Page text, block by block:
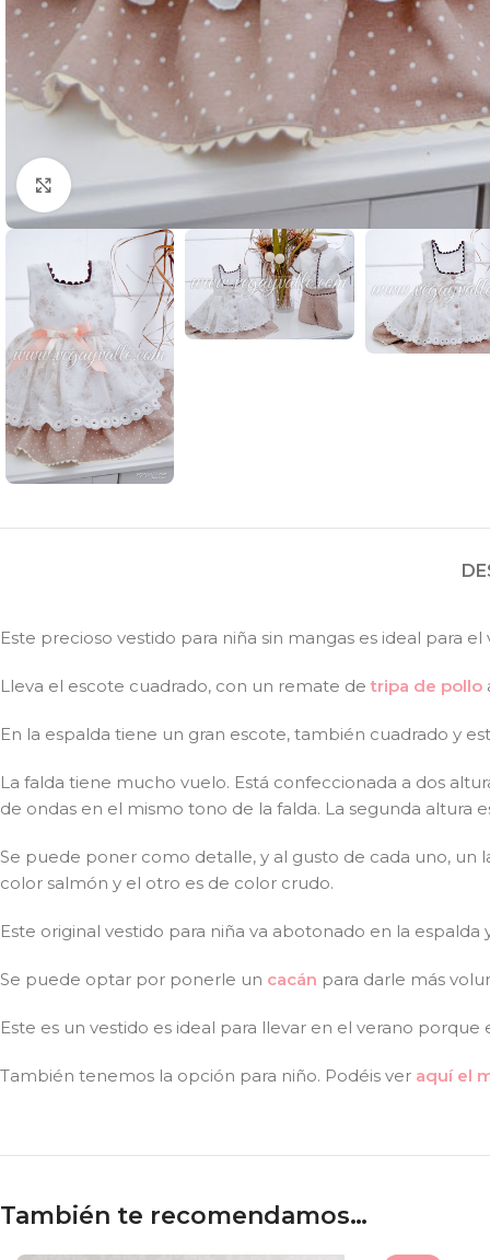
Ampliar
Este precioso vestido para niña sin mangas es ideal para
Lleva el escote cuadrado, con un remate detripa de pollo
En la espalda tiene un gran escote, también cuadrado y
La falda tiene mucho vuelo. Está confeccionada a dos
de ondas en el mismo tono de la falda. La segunda
Se puede poner como detalle, y al gusto de cada uno,
color salmón y el otro es de color crudo.
Este original vestido para niña va abotonado en la
Se puede optar por ponerle un cacán para darle más
Este es un vestido es ideal para llevar en el verano
También tenemos la opción para niño. Podéis ver aquí el
También te recomendamos…